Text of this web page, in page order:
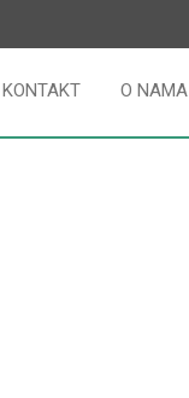
KONTAKT O NAMA